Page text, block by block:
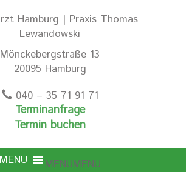
Mönckebergstraße 13
20095 Hamburg
040 – 35 71 91 71
Terminanfrage
Termin buchen
MENUMENU